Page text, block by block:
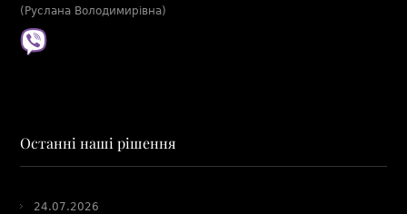
(Руслана Володимирівна)
Останні наші рішення
24.07.2026